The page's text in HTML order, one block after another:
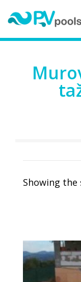
Showing